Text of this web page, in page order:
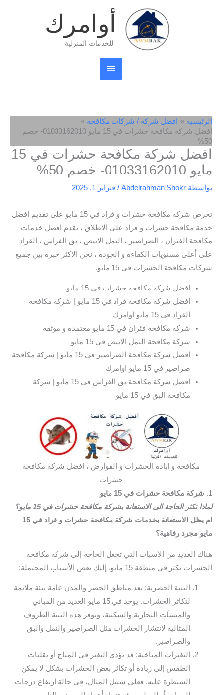
أوامرك
للخدمات المنزلية
القائمة
الرئيسية
الرئيسية
افضل شركة / شركات مكافحة
افضل شركة مكافحة حشرات في 15 مايو 01033162010- خصم
50%
افضل شركة مكافحة حشرات في 15
مايو 01033162010- خصم 50%
بواسطة Abdelrahman Shokr
/ فبراير 1, 2025
تحرص شركة مكافحة حشرات و قراد في 15 مايو على تقديم افضل
خدمة مكافحة حشرات و قراد على الاطلاق ، نقدم افضل خدمات
مكافحة الفئران ، الصراصير ، النمل الابيض ، بق الفراش ، القراد
على أعلى مستويات الكفاءة و الجودة ، نحن الاكثر خبرة بين جميع
شركات مكافحة الحشرات في 15 مايو.
افضل شركة مكافحة حشرات في 15 مايو
افضل شركة مكافحة قراد في 15 مايو | شركة مكافحة
القراد في 15 مايو اوامرك
شركة مكافحة فئران في 15 مايو معتمدة و موثقة
شركة مكافحة النمل الابيض في 15 مايو
افضل شركة مكافحة الصراصير في 15 مايو | شركة مكافحة
صراصير في 15 مايو اوامرك
افضل شركة مكافحة بق الفراش في 15 مايو | شركة
مكافحة البق في 15 مايو
مكافحة و ابادة الحشرات و القوارض ، افضل شركة مكافحة
حشرات
1.
شركة مكافحة حشرات في 15 مايو
لماذا تكثر الحاجة الى الاستعانة بشركة مكافحة حشرات في 15 مايو؟
ام يظل الاستعانة بخدمات شركة مكافحة حشرات و قراد في 15
مايو مجرد رفاهية؟
هناك العديد من الأسباب التي تجعل الحاجة إلى شركة مكافحة
الحشرات تكثر في منطقة 15 مايو. إليك بعض الأسباب المحتملة:
البيئة الحضرية: تعد مناطق الحضر والمدن عامة بيئة ملائمة
لتكاثر الحشرات. يوجد في 15 مايو العديد من المباني
والمنشآت التجارية والسكنية، وتوفر هذه البيئة الظروف
المثالية لانتشار الحشرات مثل الصراصير والنمل والبق
والصراصير.
التغيرات المناخية: قد يؤدي التغير في المناخ أو تقلبات
الطقس إلى زيادة أو تكاثر بعض الحشرات بشكل لا يمكن
السيطرة عليه. فعلى سبيل المثال، في حالة ارتفاع درجات